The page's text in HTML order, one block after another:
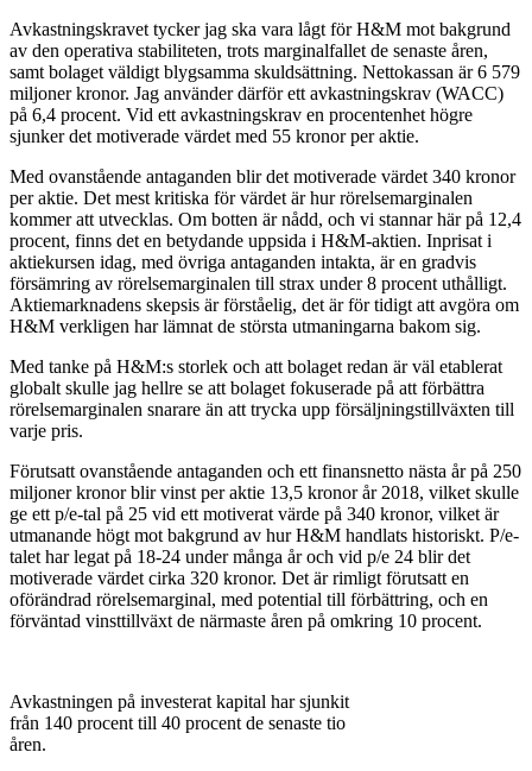
Avkastningskravet tycker jag ska vara lågt för H&M mot bakgrund
av den operativa stabiliteten, trots marginalfallet de senaste åren,
samt bolaget väldigt blygsamma skuldsättning. Nettokassan är 6 579
miljoner kronor. Jag använder därför ett avkastningskrav (WACC)
på 6,4 procent. Vid ett avkastningskrav en procentenhet högre
sjunker det motiverade värdet med 55 kronor per aktie.
Med ovanstående antaganden blir det motiverade värdet 340 kronor
per aktie. Det mest kritiska för värdet är hur rörelsemarginalen
kommer att utvecklas. Om botten är nådd, och vi stannar här på 12,4
procent, finns det en betydande uppsida i H&M-aktien. Inprisat i
aktiekursen idag, med övriga antaganden intakta, är en gradvis
försämring av rörelsemarginalen till strax under 8 procent uthålligt.
Aktiemarknadens skepsis är förståelig, det är för tidigt att avgöra om
H&M verkligen har lämnat de största utmaningarna bakom sig.
Med tanke på H&M:s storlek och att bolaget redan är väl etablerat
globalt skulle jag hellre se att bolaget fokuserade på att förbättra
rörelsemarginalen snarare än att trycka upp försäljningstillväxten till
varje pris.
Förutsatt ovanstående antaganden och ett finansnetto nästa år på 250
miljoner kronor blir vinst per aktie 13,5 kronor år 2018, vilket skulle
ge ett p/e-tal på 25 vid ett motiverat värde på 340 kronor, vilket är
utmanande högt mot bakgrund av hur H&M handlats historiskt. P/e-
talet har legat på 18-24 under många år och vid p/e 24 blir det
motiverade värdet cirka 320 kronor. Det är rimligt förutsatt en
oförändrad rörelsemarginal, med potential till förbättring, och en
förväntad vinsttillväxt de närmaste åren på omkring 10 procent.
Avkastningen på investerat kapital har sjunkit
från 140 procent till 40 procent de senaste tio
åren.